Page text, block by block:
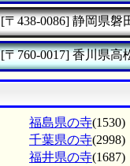
[〒438-0086] 静岡県磐
[〒760-0017] 香川県高
福島県の寺(1530)
千葉県の寺(2998)
福井県の寺(1687)